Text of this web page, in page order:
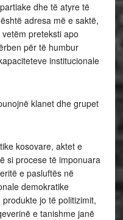
dhe të atyre të
adresa më e saktë,
preteksti apo
për të humbur
institucionale
klanet dhe grupet
kosovare, aktet e
si procese të imponuara
e pasluftës në
demokratike
jo të politizimit,
e tanishme janë